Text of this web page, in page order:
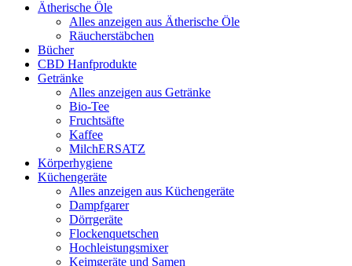
Ätherische Öle
Alles anzeigen aus Ätherische Öle
Räucherstäbchen
Bücher
CBD Hanfprodukte
Getränke
Alles anzeigen aus Getränke
Bio-Tee
Fruchtsäfte
Kaffee
MilchERSATZ
Körperhygiene
Küchengeräte
Alles anzeigen aus Küchengeräte
Dampfgarer
Dörrgeräte
Flockenquetschen
Hochleistungsmixer
Keimgeräte und Samen